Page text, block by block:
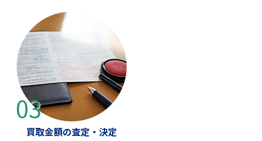
買取金額の査定・決定